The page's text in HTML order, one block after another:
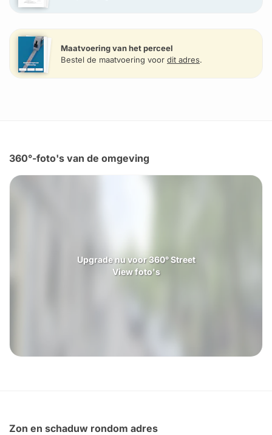
Maatvoering van het perceel
Bestel de maatvoering voor dit adres.
360°-foto's van de omgeving
Upgrade nu voor 360° Street
View foto's
Zon en schaduw rondom adres